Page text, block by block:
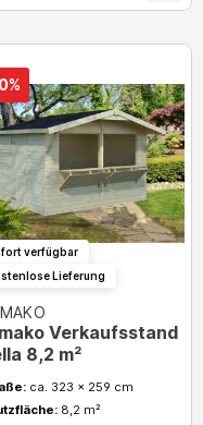
verfügbar
Lieferung
Verkaufsstand
8,2 m²
ca. 323 x 259 cm
8,2 m²